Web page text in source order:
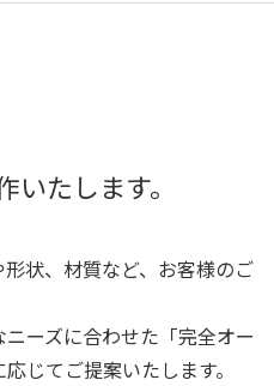
たします。
状、材質など、お客様のご
ーズに合わせた「完全オー
じてご提案いたします。